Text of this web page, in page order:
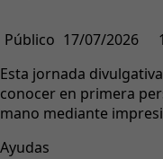
Público 17/07/2026
Esta jornada
conocer en primera
mano mediante
Ayudas